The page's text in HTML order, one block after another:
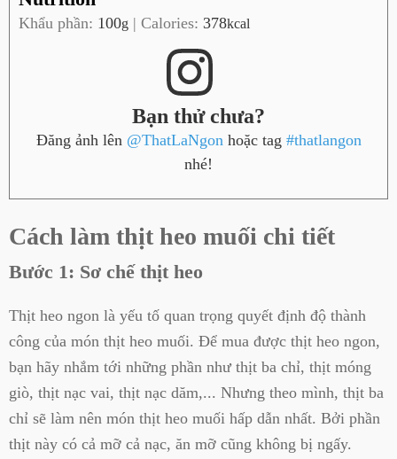
Khẩu phần: 100g | Calories: 378kcal
Bạn thử chưa?
Đăng ảnh lên @ThatLaNgon hoặc tag #thatlangon
nhé!
Cách làm thịt heo muối chi tiết
Bước 1: Sơ chế thịt heo
Thịt heo ngon là yếu tố quan trọng quyết định độ thành
công của món thịt heo muối. Để mua được thịt heo ngon,
bạn hãy nhắm tới những phần như thịt ba chỉ, thịt móng
giò, thịt nạc vai, thịt nạc dăm,... Nhưng theo mình, thịt ba
chỉ sẽ làm nên món thịt heo muối hấp dẫn nhất. Bởi phần
thịt này có cả mỡ cả nạc, ăn mỡ cũng không bị ngấy.